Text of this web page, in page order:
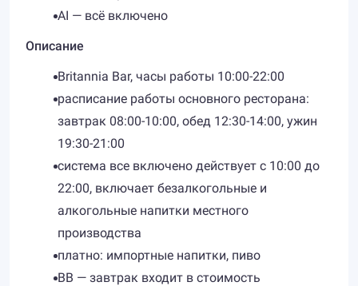
AI — всё включено
Описание
Britannia Bar, часы работы 10:00-22:00
расписание работы основного ресторана:
завтрак 08:00-10:00, обед 12:30-14:00, ужин
19:30-21:00
система все включено действует с 10:00 до
22:00, включает безалкогольные и
алкогольные напитки местного
производства
платно: импортные напитки, пиво
BB — завтрак входит в стоимость